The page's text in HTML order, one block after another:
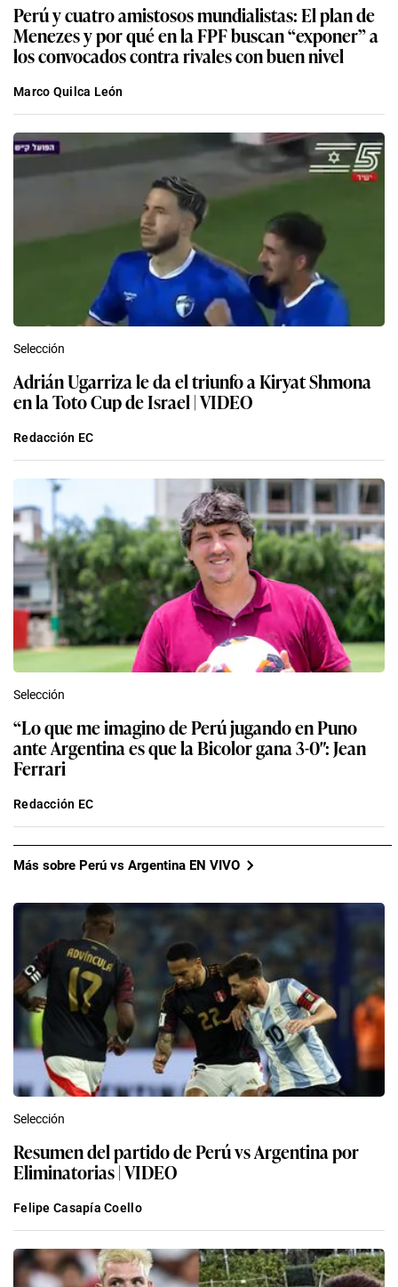
Perú y cuatro amistosos mundialistas: El plan de
Menezes y por qué en la FPF buscan “exponer” a
los convocados contra rivales con buen nivel
Marco Quilca León
Selección
Adrián Ugarriza le da el triunfo a Kiryat Shmona
en la Toto Cup de Israel | VIDEO
Redacción EC
Selección
“Lo que me imagino de Perú jugando en Puno
ante Argentina es que la Bicolor gana 3-0″: Jean
Ferrari
Redacción EC
Más sobre Perú vs Argentina EN VIVO
Selección
Resumen del partido de Perú vs Argentina por
Eliminatorias | VIDEO
Felipe Casapía Coello